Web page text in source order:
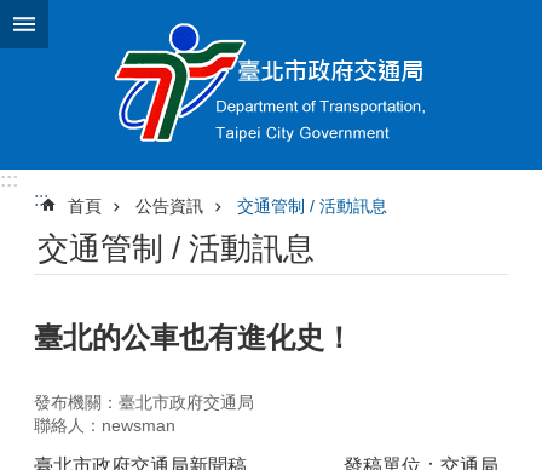
跳到主要內容區塊
:::
:::
首頁 公告資訊 交通管制 / 活動訊息
交通管制 / 活動訊息
臺北的公車也有進化史！
發布機關：臺北市政府交通局
聯絡人：newsman
臺北市政府交通局新聞稿 發稿單位：交通局